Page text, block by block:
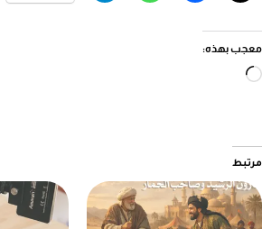
معجب بهذه:
جاري
مرتبط